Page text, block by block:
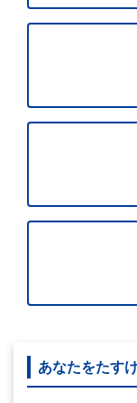
あなたをたす